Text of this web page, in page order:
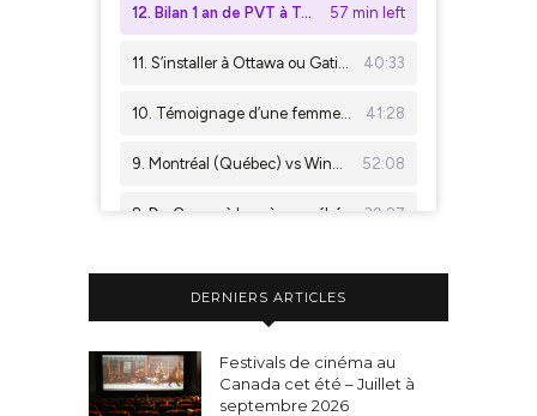
DERNIERS ARTICLES
Festivals de cinéma au
Canada cet été – Juillet à
septembre 2026